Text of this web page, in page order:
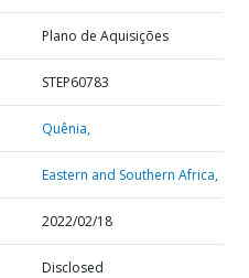
Plano de Aquisições
STEP60783
Quênia,
Eastern and Southern Africa,
2022/02/18
Disclosed